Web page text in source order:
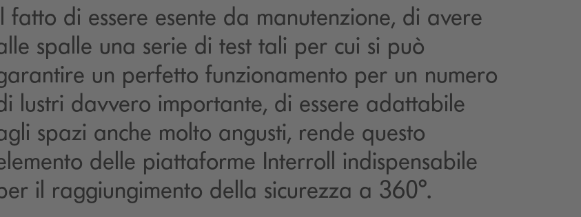
fatto di essere esente da manutenzione, di avere
spalle una serie di test tali per cui si può
un perfetto funzionamento per un numero
lustri davvero importante, di essere adattabile
spazi anche molto angusti, rende questo
delle piattaforme Interroll indispensabile
il raggiungimento della sicurezza a 360°.